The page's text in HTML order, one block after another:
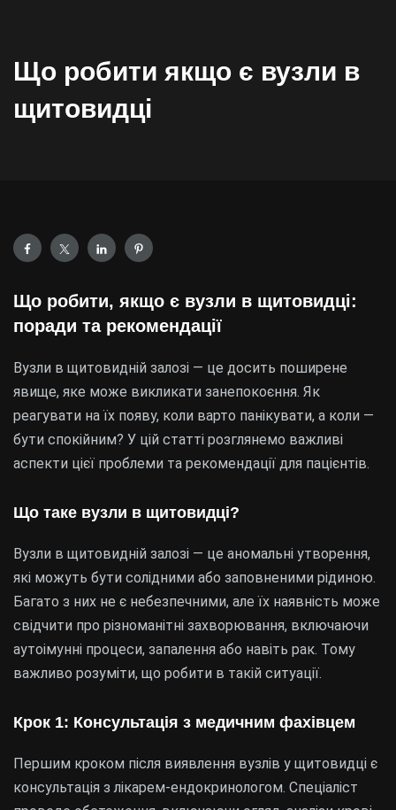
Що робити якщо є вузли в
щитовидці
Що робити, якщо є вузли в щитовидці:
поради та рекомендації
Вузли в щитовидній залозі — це досить поширене
явище, яке може викликати занепокоєння. Як
реагувати на їх появу, коли варто панікувати, а коли —
бути спокійним? У цій статті розглянемо важливі
аспекти цієї проблеми та рекомендації для пацієнтів.
Що таке вузли в щитовидці?
Вузли в щитовидній залозі — це аномальні утворення,
які можуть бути солідними або заповненими рідиною.
Багато з них не є небезпечними, але їх наявність може
свідчити про різноманітні захворювання, включаючи
аутоімунні процеси, запалення або навіть рак. Тому
важливо розуміти, що робити в такій ситуації.
Крок 1: Консультація з медичним фахівцем
Першим кроком після виявлення вузлів у щитовидці є
консультація з лікарем-ендокринологом. Спеціаліст